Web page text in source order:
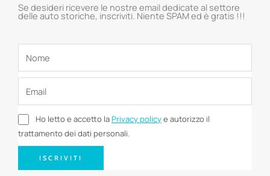
Se desideri ricevere le nostre email dedicate al settore
delle auto storiche, inscriviti. Niente SPAM ed è gratis !!!
Ho letto e accetto laPrivacy policye autorizzo il
trattamento dei dati personali.
ISCRIVITI